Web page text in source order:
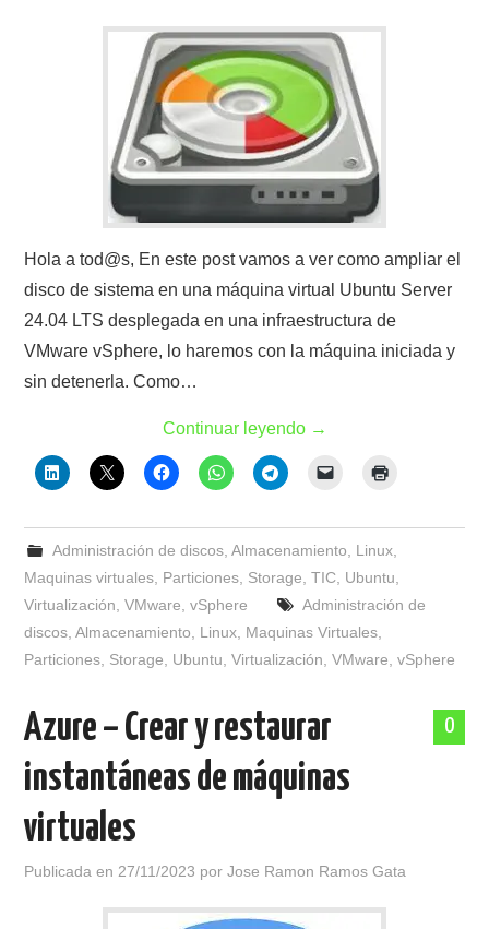
Hola a tod@s, En este post vamos a ver como ampliar el
disco de sistema en una máquina virtual Ubuntu Server
24.04 LTS desplegada en una infraestructura de
VMware vSphere, lo haremos con la máquina iniciada y
sin detenerla. Como…
Continuar leyendo →
Administración de discos, Almacenamiento Linux,
Maquinas virtuales Particiones Storage ,TIC Ubuntu
Virtualización ,VMware ,vSphere
Administración de
discos ,Almacenamiento Linux Maquinas Virtuales
Particiones Storage Ubuntu ,Virtualización ,VMware ,vSphere
0
Azure – Crear y restaurar
instantáneas de máquinas
virtuales
Publicada en 27/11/2023 porJose Ramon Ramos Gata